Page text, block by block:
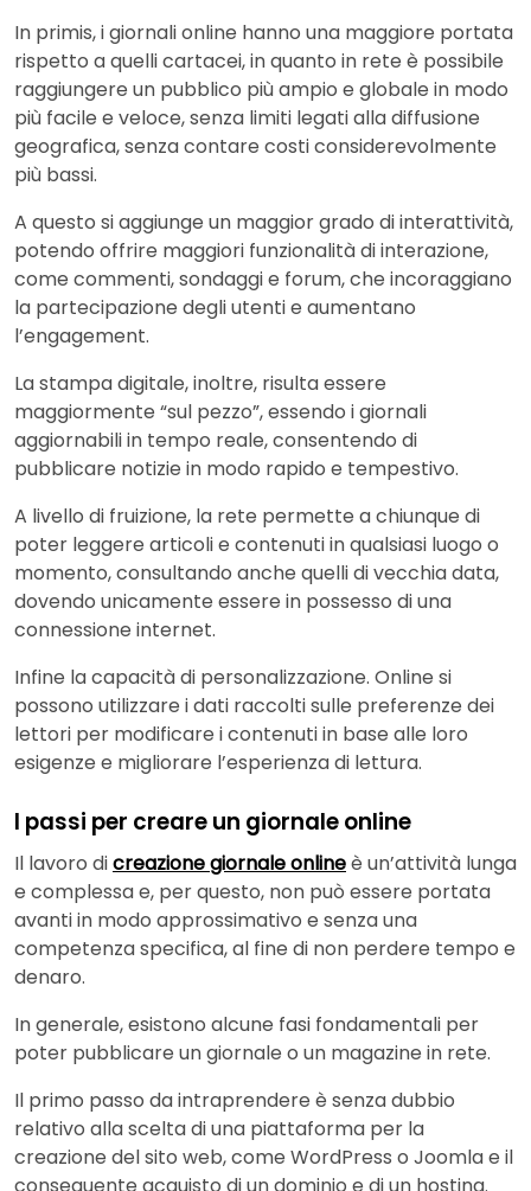
In primis, i giornali online hanno una maggiore portata
rispetto a quelli cartacei, in quanto in rete è possibile
raggiungere un pubblico più ampio e globale in modo
più facile e veloce, senza limiti legati alla diffusione
geografica, senza contare costi considerevolmente
più bassi.
A questo si aggiunge un maggior grado di interattività,
potendo offrire maggiori funzionalità di interazione,
come commenti, sondaggi e forum, che incoraggiano
la partecipazione degli utenti e aumentano
l’engagement.
La stampa digitale, inoltre, risulta essere
maggiormente “sul pezzo”, essendo i giornali
aggiornabili in tempo reale, consentendo di
pubblicare notizie in modo rapido e tempestivo.
A livello di fruizione, la rete permette a chiunque di
poter leggere articoli e contenuti in qualsiasi luogo o
momento, consultando anche quelli di vecchia data,
dovendo unicamente essere in possesso di una
connessione internet.
Infine la capacità di personalizzazione. Online si
possono utilizzare i dati raccolti sulle preferenze dei
lettori per modificare i contenuti in base alle loro
esigenze e migliorare l’esperienza di lettura.
I passi per creare un giornale online
Il lavoro dicreazione giornale onlineè un’attività lunga
e complessa e, per questo, non può essere portata
avanti in modo approssimativo e senza una
competenza specifica, al fine di non perdere tempo e
denaro.
In generale, esistono alcune fasi fondamentali per
poter pubblicare un giornale o un magazine in rete.
Il primo passo da intraprendere è senza dubbio
relativo alla scelta di una piattaforma per la
creazione del sito web, come WordPress o Joomla e il